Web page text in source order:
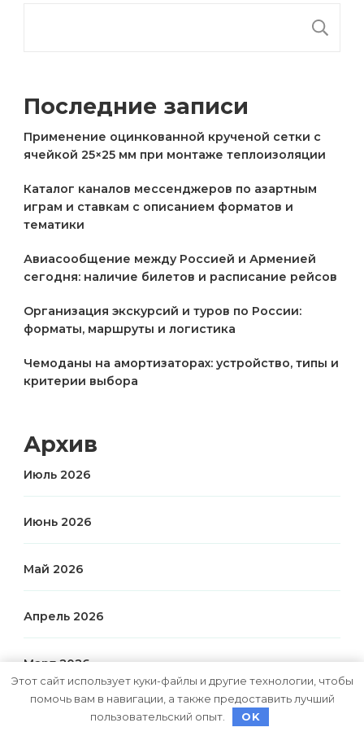
Последние записи
Применение оцинкованной крученой сетки с
ячейкой 25×25 мм при монтаже теплоизоляции
Каталог каналов мессенджеров по азартным
играм и ставкам с описанием форматов и
тематики
Авиасообщение между Россией и Арменией
сегодня: наличие билетов и расписание рейсов
Организация экскурсий и туров по России:
форматы, маршруты и логистика
Чемоданы на амортизаторах: устройство, типы и
критерии выбора
Архив
Июль 2026
Июнь 2026
Май 2026
Апрель 2026
Март 2026
Этот сайт использует куки-файлы и другие технологии, чтобы
помочь вам в навигации, а также предоставить лучший
пользовательский опыт.
OK